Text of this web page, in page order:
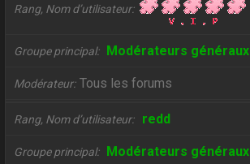
Rang, Nom d’utilisateur
Groupe principal Modérateurs généraux
Modérateur Tous les forums
Rang, Nom d’utilisateur redd
Groupe principal Modérateurs généraux